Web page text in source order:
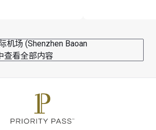
机场 (Shenzhen Baoan
查看全部内容